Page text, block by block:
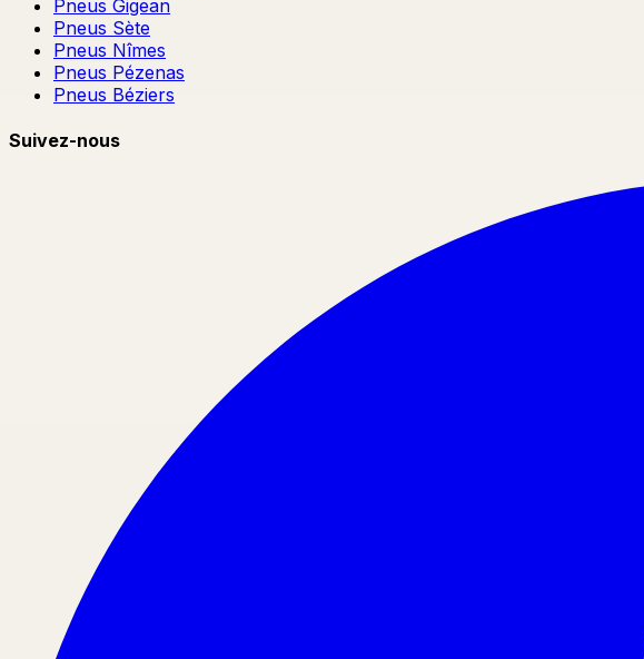
Pneus Gigean
Pneus Sète
Pneus Nîmes
Pneus Pézenas
Pneus Béziers
Suivez-nous